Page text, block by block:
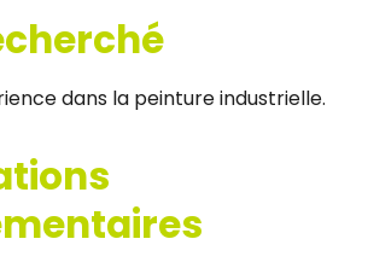
dans la peinture industrielle.